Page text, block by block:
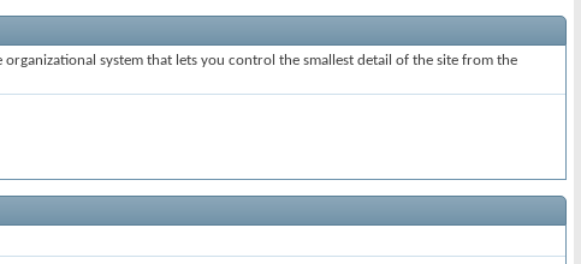
system that lets you control the smallest detail of the site from the